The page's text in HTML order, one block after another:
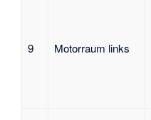
9 Motorraum links